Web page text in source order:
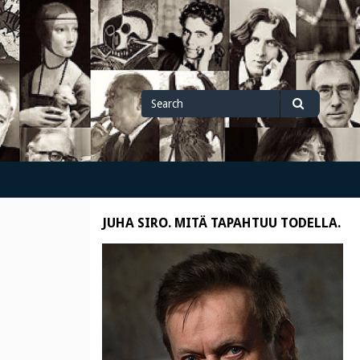
Search
for
Search
JUHA SIRO. MITÄ TAPAHTUU TODELLA.